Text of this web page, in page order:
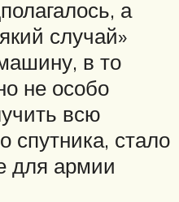
а
случай»
в то
не особо
всю
стало
для армии